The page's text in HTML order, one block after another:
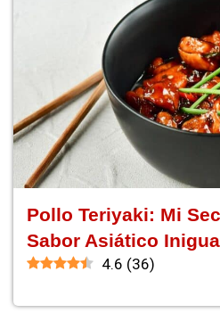
Pollo Teriyaki: Mi
Sabor Asiático
4.6 (36)